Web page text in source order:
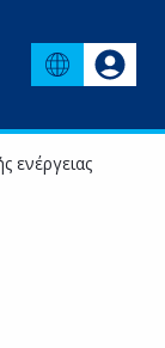
ενέργειας